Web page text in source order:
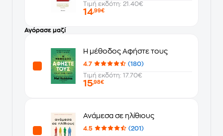
Τιμή εκδότη: 21.40€
14,99€
Αγόρασε μαζί
Η μέθοδος Αφήστε τους
4.7
(180)
Τιμή εκδότη: 17.70€
15,98€
Ανάμεσα σε ηλίθιους
4.5
(201)